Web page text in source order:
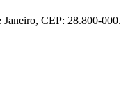
CEP: 28.800-000.